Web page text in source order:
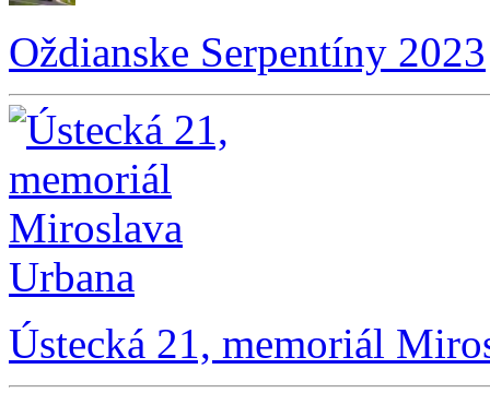
Oždianske Serpentíny 2023
Ústecká 21, memoriál